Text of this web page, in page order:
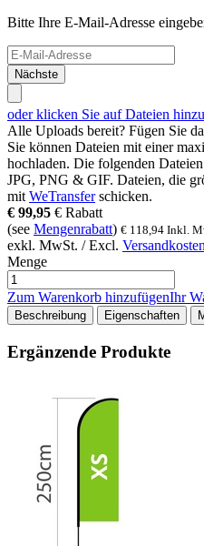
Bitte Ihre E-Mail-Adresse
Nächste
oder klicken Sie auf Dateien
Alle Uploads bereit? Fügen Sie
Sie können Dateien mit einer
hochladen. Die folgenden
JPG, PNG & GIF. Dateien, die
mit WeTransferschicken.
€ 99,95 € Rabatt
(see Mengenrabatt) € 118,94 Inkl.
exkl. MwSt. / Excl. Versandkosten
Menge
Zum Warenkorb hinzufügenIhr
Beschreibung Eigenschaften
Ergänzende Produkte